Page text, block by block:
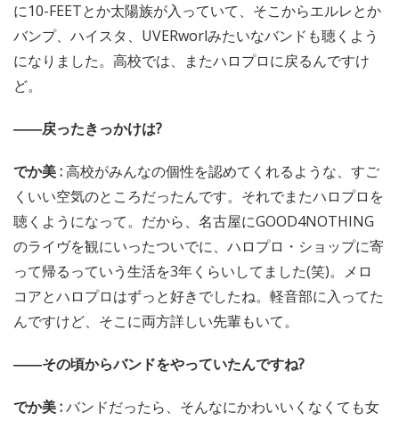
に10-FEETとか太陽族が入っていて、そこからエルレとか
バンプ、ハイスタ、UVERworlみたいなバンドも聴くよう
になりました。高校では、またハロプロに戻るんですけ
ど。
――戻ったきっかけは?
でか美 :高校がみんなの個性を認めてくれるような、すご
くいい空気のところだったんです。それでまたハロプロを
聴くようになって。だから、名古屋にGOOD4NOTHING
のライヴを観にいったついでに、ハロプロ・ショップに寄
って帰るっていう生活を3年くらいしてました(笑)。メロ
コアとハロプロはずっと好きでしたね。軽音部に入ってた
んですけど、そこに両方詳しい先輩もいて。
――その頃からバンドをやっていたんですね?
でか美 :バンドだったら、そんなにかわいいくなくても女